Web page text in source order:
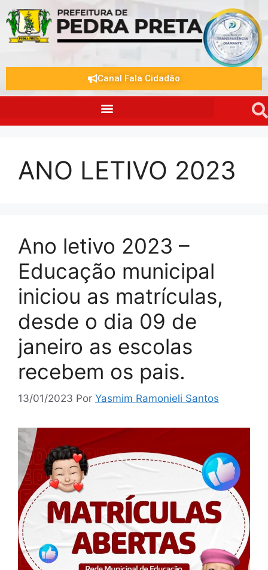
Canal Fala Cidadão
ANO LETIVO 2023
Ano letivo 2023 –
Educação municipal
iniciou as matrículas,
desde o dia 09 de
janeiro as escolas
recebem os pais.
13/01/2023 Por Yasmim Ramonieli Santos